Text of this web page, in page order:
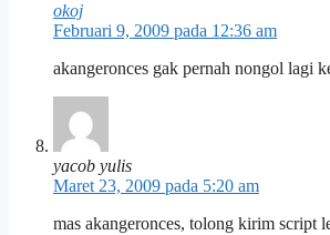
okoj
Februari 9, 2009 pada 12:36 am
akangeronces gak pernah nongol lagi
yacob yulis
Maret 23, 2009 pada 5:20 am
mas akangeronces, tolong kirim script